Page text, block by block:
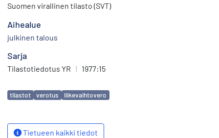
Suomen virallinen tilasto (SVT)
Aihealue
julkinen talous
Sarja
Tilastotiedotus YR | 1977:15
Avainsanat
tilastot verotus liikevaihtovero
Tietueen kaikki tiedot